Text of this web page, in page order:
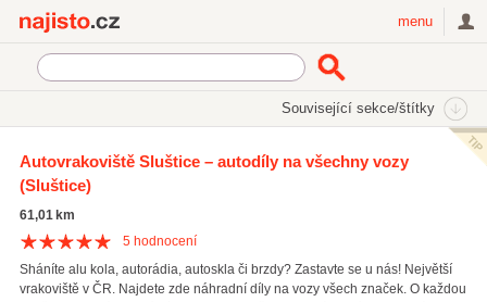
menu
Související sekce/štítky
Náhradní díly pro osobní automobily
On-line prodej náhradních dílů pro osobní automobily
Autovrakoviště Sluštice – autodíly na všechny vozy
(Sluštice)
61,01 km
5hodnocení
Sháníte alu kola, autorádia, autoskla či brzdy? Zastavte se u nás! Největší
vrakoviště v ČR. Najdete zde náhradní díly na vozy všech značek. O každou